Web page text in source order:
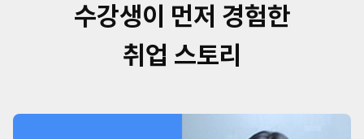
수강생이 먼저 경험한
취업 스토리